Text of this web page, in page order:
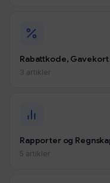
Rabattkode,
3 artikler
Rapporter og
5 artikler